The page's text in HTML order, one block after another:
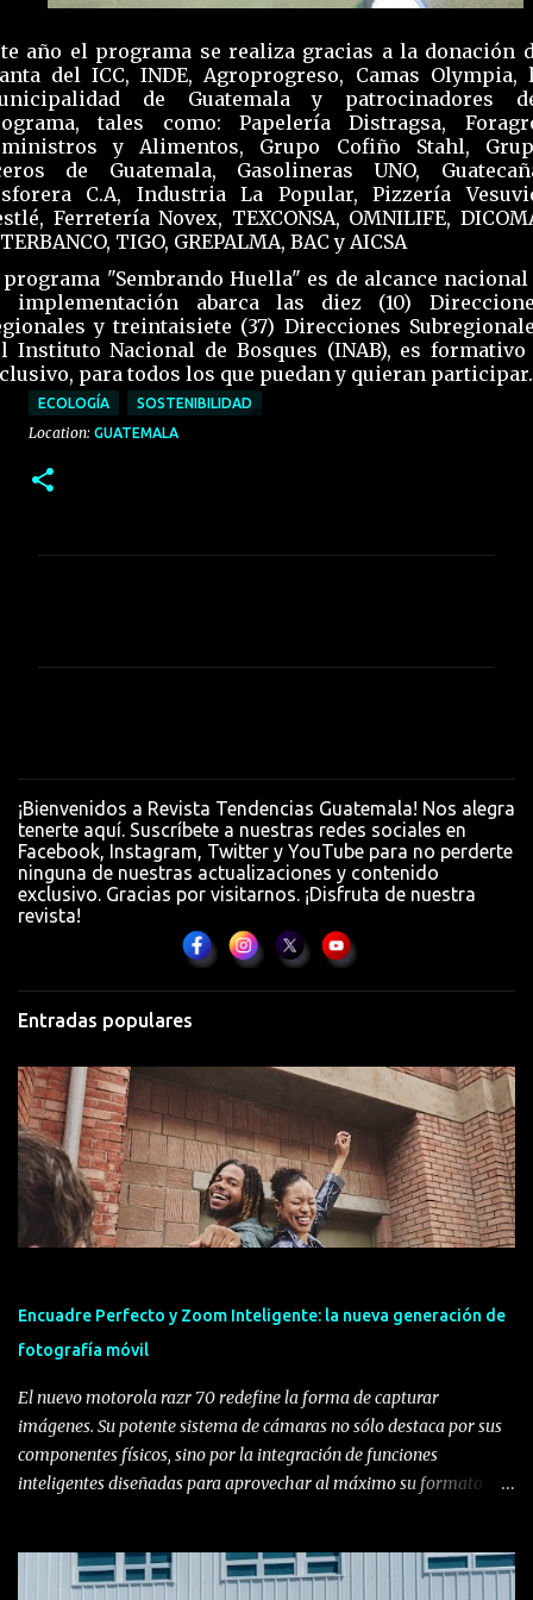
año el programa se realiza gracias a la donación
del ICC, INDE, Agroprogreso, Camas Olympia,
de Guatemala y patrocinadores
tales como: Papelería Distragsa,
y Alimentos, Grupo Cofiño Stahl,
de Guatemala, Gasolineras UNO,
C.A, Industria La Popular, Pizzería
Ferretería Novex, TEXCONSA, OMNILIFE,
TIGO, GREPALMA, BAC y AICSA
"Sembrando Huella" es de alcance nacional
implementación abarca las diez (10)
y treintaisiete (37) Direcciones
Instituto Nacional de Bosques (INAB), es formativo
para todos los que puedan y quieran participar.
ECOLOGÍA SOSTENIBILIDAD
Location: GUATEMALA
r
i
o
s
¡Bienvenidos a Revista Tendencias Guatemala! Nos alegra
tenerte aquí. Suscríbete a nuestras redes sociales en
Facebook, Instagram, Twitter y YouTube para no perderte
ninguna de nuestras actualizaciones y contenido
exclusivo. Gracias por visitarnos. ¡Disfruta de nuestra
revista!
Entradas populares
Encuadre Perfecto y Zoom Inteligente: la nueva generación de
fotografía móvil
El nuevo motorola razr 70 redefine la forma de capturar
imágenes. Su potente sistema de cámaras no sólo destaca por sus
componentes físicos, sino por la integración de funciones
inteligentes diseñadas para aprovechar al máximo su formato
saber: • Experiencia de usuario integrada: La familia motorola